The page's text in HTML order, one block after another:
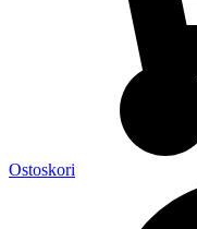
Ostoskori